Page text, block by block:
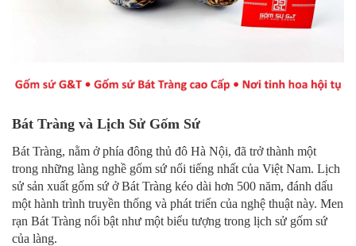
Bát Tràng và Lịch Sử Gốm Sứ
Bát Tràng, nằm ở phía đông thủ đô Hà Nội, đã trở thành một
trong những làng nghề gốm sứ nổi tiếng nhất của Việt Nam. Lịch
sử sản xuất gốm sứ ở Bát Tràng kéo dài hơn 500 năm, đánh dấu
một hành trình truyền thống và phát triển của nghệ thuật này. Men
rạn Bát Tràng nổi bật như một biểu tượng trong lịch sử gốm sứ
của làng.